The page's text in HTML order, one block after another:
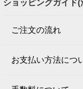
ショッピングガイド(
ご注文の流れ
お支払い方法につ